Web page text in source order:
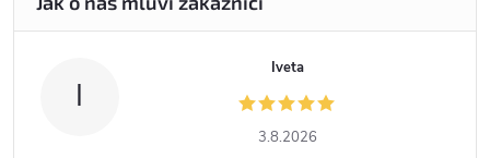
I
Iveta
3.8.2026